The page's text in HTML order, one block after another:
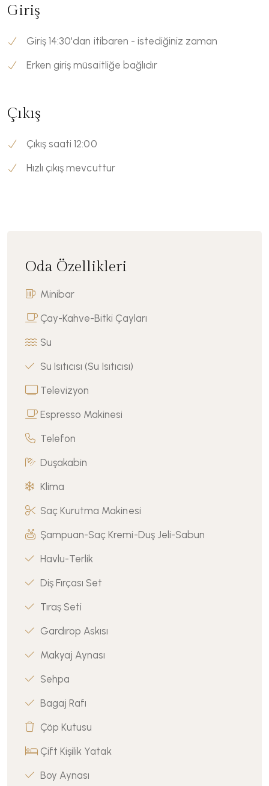
Giriş
Giriş 14:30'dan itibaren - istediğiniz zaman
Erken giriş müsaitliğe bağlıdır
Çıkış
Çıkış saati 12:00
Hızlı çıkış mevcuttur
Oda Özellikleri
Minibar
Çay-Kahve-Bitki Çayları
Su
Su Isıtıcısı (Su Isıtıcısı)
Televizyon
Espresso Makinesi
Telefon
Duşakabin
Klima
Saç Kurutma Makinesi
Şampuan-Saç Kremi-Duş Jeli-Sabun
Havlu-Terlik
Diş Fırçası Set
Tıraş Seti
Gardırop Askısı
Makyaj Aynası
Sehpa
Bagaj Rafı
Çöp Kutusu
Çift Kişilik Yatak
Boy Aynası